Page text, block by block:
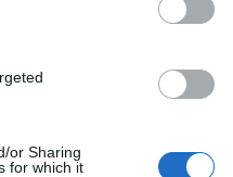
or Sharing
for which it